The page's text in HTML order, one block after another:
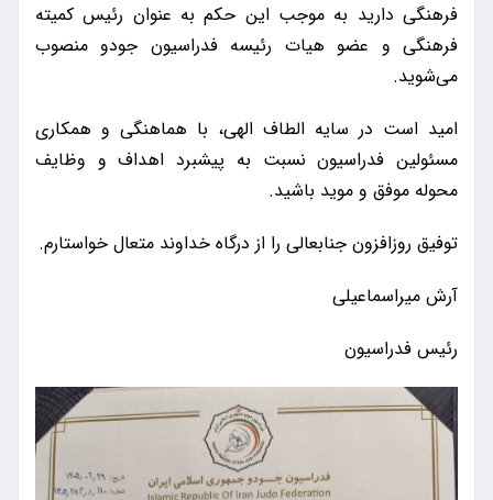
فرهنگی دارید به موجب این حکم به عنوان رئیس کمیته
فرهنگی و عضو هیات رئیسه فدراسیون جودو منصوب
می‌شوید.
امید است در سایه الطاف الهی، با هماهنگی و همکاری
مسئولین فدراسیون نسبت به پیشبرد اهداف و وظایف
محوله موفق و موید باشید.
توفیق روزافزون جنابعالی را از درگاه خداوند متعال خواستارم.
آرش میراسماعیلی
رئیس فدراسیون